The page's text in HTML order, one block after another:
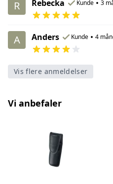
R Rebecka Kunde • 3
A Anders Kunde • 4
Vis flere anmeldelser
Vi anbefaler